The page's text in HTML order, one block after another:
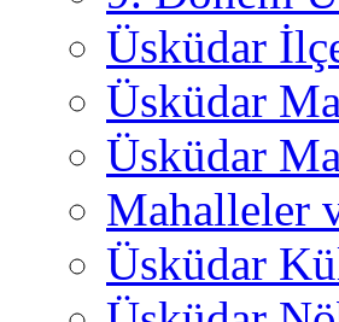
Üsküdar
Üsküdar
Üsküdar
Mahalleler
Üsküdar